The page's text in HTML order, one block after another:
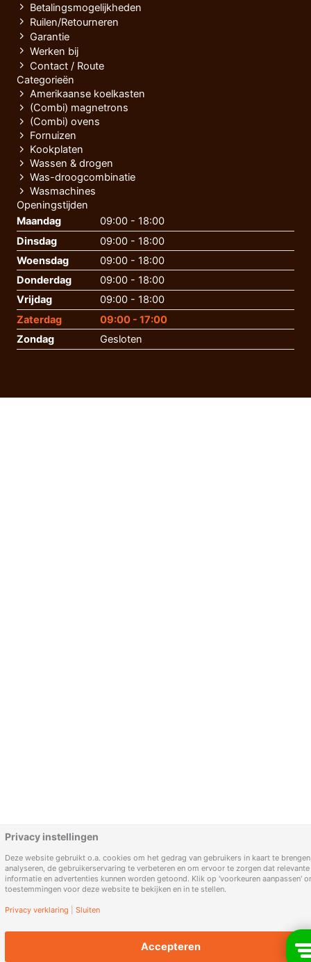
Betalingsmogelijkheden
Ruilen/Retourneren
Garantie
Werken bij
Contact / Route
Categorieën
Amerikaanse koelkasten
(Combi) magnetrons
(Combi) ovens
Fornuizen
Kookplaten
Wassen & drogen
Was-droogcombinatie
Wasmachines
Openingstijden
Maandag
09:00 - 18:00
Dinsdag
09:00 - 18:00
Woensdag
09:00 - 18:00
Donderdag
09:00 - 18:00
Vrijdag
09:00 - 18:00
Zaterdag
09:00 - 17:00
Zondag
Gesloten
Privacy instellingen
Deze website gebruikt o.a. cookies om het gedrag van gebruikers in kaart te
analyseren, de gebruikerservaring te verbeteren en om ervoor te zorgen dat relevante
informatie en advertenties kunnen worden getoond. Klik op 'voorkeuren aanpassen'
toestemmingen voor deze website te bekijken en in te stellen.
Privacy verklaring |Sluiten
Accepteren